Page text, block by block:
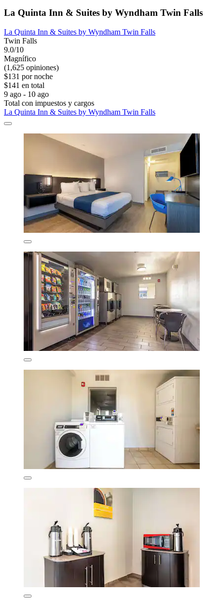
La Quinta Inn & Suites by Wyndham Twin Falls
La Quinta Inn & Suites by Wyndham Twin Falls
Twin Falls
9.0/10
Magnífico
(1,625 opiniones)
$131 por noche
$141 en total
9 ago - 10 ago
Total con impuestos y cargos
La Quinta Inn & Suites by Wyndham Twin Falls